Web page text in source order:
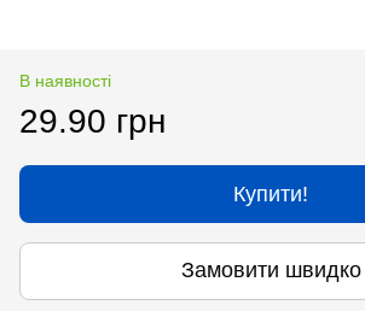
В наявності
29.90 грн
Купити!
Замовити швидко